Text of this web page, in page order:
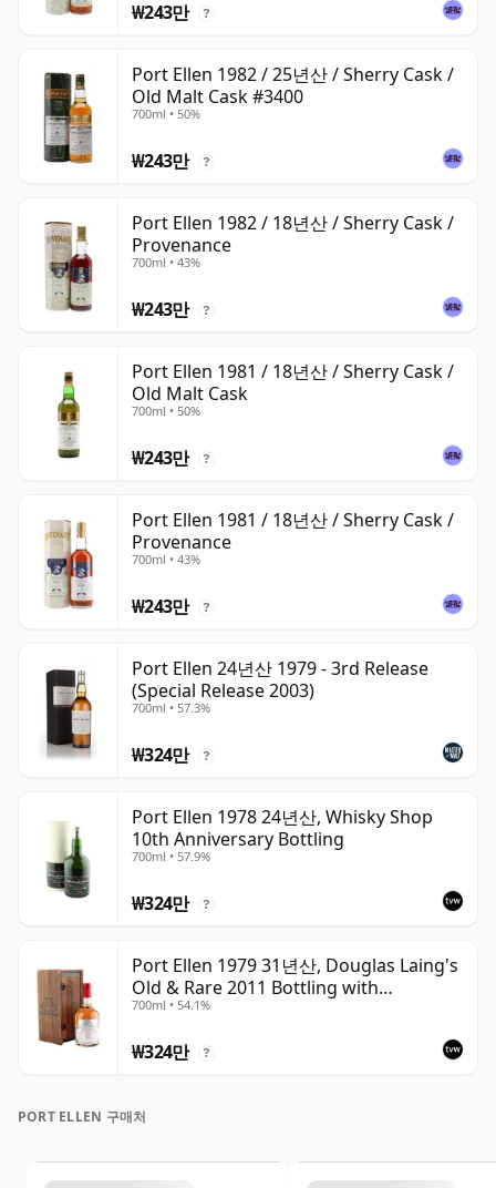
₩243만 ?
Port Ellen 1982 / 25년산 / Sherry Cask /
Old Malt Cask #3400
700ml • 50%
₩243만 ?
Port Ellen 1982 / 18년산 / Sherry Cask /
Provenance
700ml • 43%
₩243만 ?
Port Ellen 1981 / 18년산 / Sherry Cask /
Old Malt Cask
700ml • 50%
₩243만 ?
Port Ellen 1981 / 18년산 / Sherry Cask /
Provenance
700ml • 43%
₩243만 ?
Port Ellen 24년산 1979 - 3rd Release
(Special Release 2003)
700ml • 57.3%
₩324만 ?
Port Ellen 1978 24년산, Whisky Shop
10th Anniversary Bottling
700ml • 57.9%
₩324만 ?
Port Ellen 1979 31년산, Douglas Laing's
Old & Rare 2011 Bottling with
Presentation Case
700ml • 54.1%
₩324만 ?
PORT ELLEN 구매처